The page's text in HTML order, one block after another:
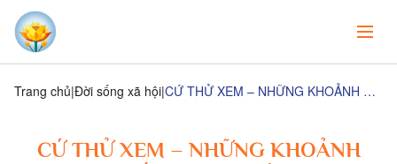
Trang chủ Đời sống xã hội CỨ THỬ XEM – NHỮNG KHOẢNH KHẮC XUẤT THẦN
CỨ THỬ XEM – NHỮNG KHOẢNH